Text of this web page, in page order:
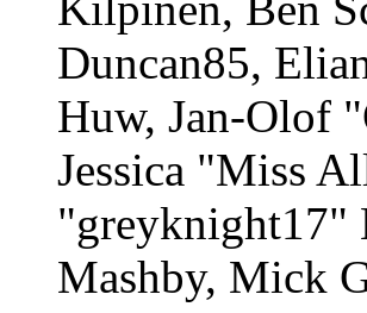
Duncan85,
Huw, Jan-Olof
Jessica "Miss
Mashby, Mick